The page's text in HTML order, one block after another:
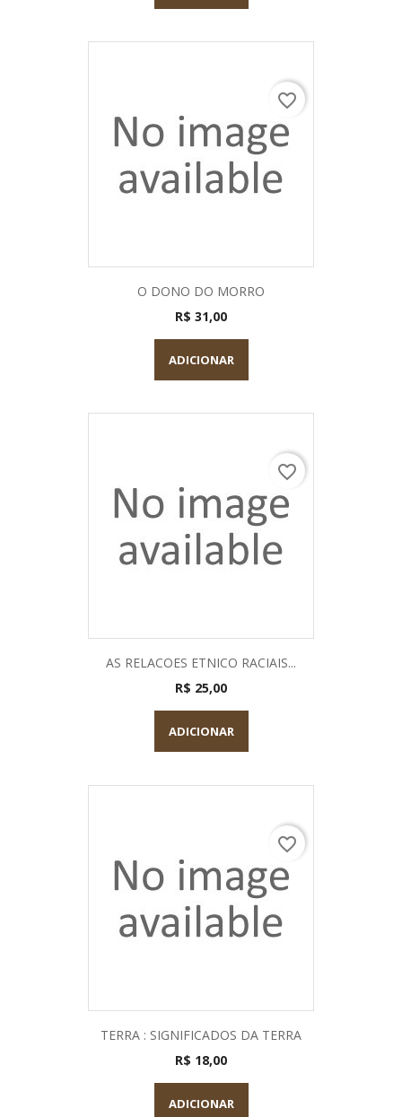
O DONO DO MORRO
R$ 31,00
ADICIONAR
favorite_border
AS RELACOES ETNICO RACIAIS...
R$ 25,00
ADICIONAR
favorite_border
TERRA : SIGNIFICADOS DA TERRA
R$ 18,00
ADICIONAR
favorite_border